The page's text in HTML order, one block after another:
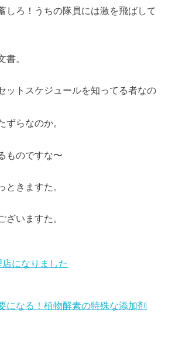
しろ！うちの隊員には激を飛ばして
書。
ットスケジュールを知ってる者なの
ずらなのか。
ものですな〜
ときますた。
ざいますた。
になりました
になる！植物酵素の特殊な添加剤